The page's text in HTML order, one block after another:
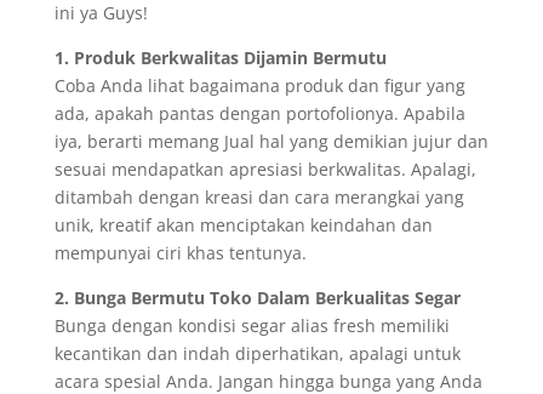
ini ya Guys!
1. Produk Berkwalitas Dijamin Bermutu
Coba Anda lihat bagaimana produk dan figur yang
ada, apakah pantas dengan portofolionya. Apabila
iya, berarti memang Jual hal yang demikian jujur dan
sesuai mendapatkan apresiasi berkwalitas. Apalagi,
ditambah dengan kreasi dan cara merangkai yang
unik, kreatif akan menciptakan keindahan dan
mempunyai ciri khas tentunya.
2. Bunga Bermutu Toko Dalam Berkualitas Segar
Bunga dengan kondisi segar alias fresh memiliki
kecantikan dan indah diperhatikan, apalagi untuk
acara spesial Anda. Jangan hingga bunga yang Anda